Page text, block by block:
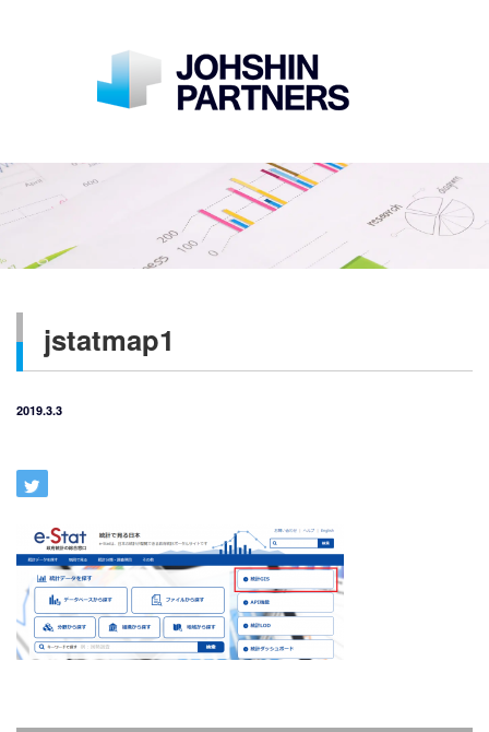
jstatmap1
2019.3.3